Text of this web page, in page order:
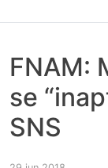
FNAM:
se
SNS